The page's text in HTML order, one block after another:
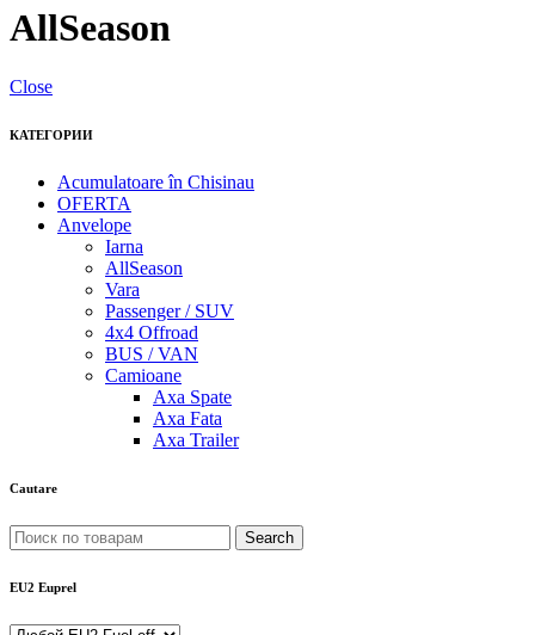
AllSeason
Close
КАТЕГОРИИ
Acumulatoare în Chisinau
OFERTA
Anvelope
Iarna
AllSeason
Vara
Passenger / SUV
4x4 Offroad
BUS / VAN
Camioane
Axa Spate
Axa Fata
Axa Trailer
Cautare
Search
EU2 Euprel